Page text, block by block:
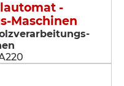
-
Maschinen